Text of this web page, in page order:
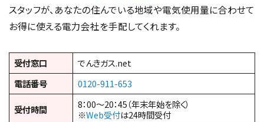
スタッフが、あなたの住んでいる地域や電気使用量に合わせて
お得に使える電力会社を手配してくれます。
受付窓口
でんきガス.net
電話番号
0120-911-653
受付時間
8：00～20：45（年末年始を除く）
※Web受付は24時間受付